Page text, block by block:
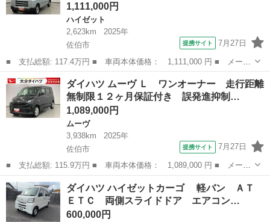
1,111,000円
ハイゼット
2,623km
2025年
佐伯市
提携サイト 7月27日
■ 支払総額: 117.4万円 ■ 車両本体価格： 1,111,000 円 ■ メーカ
ー名： ダイハツ ■ 車種名： ハイゼットカーゴ ■ グレード
名： ＤＸ ワンオーナー 走行距離無制限１２ヶ月保証付き レー
ダーブレーキ...
大分 佐伯市 ハイゼット
ダイハツ ムーヴ Ｌ ワンオーナー 走行距離
無制限１２ヶ月保証付き 誤発進抑制…
1,089,000円
ムーヴ
3,938km
2025年
佐伯市
提携サイト 7月27日
■ 支払総額: 115.9万円 ■ 車両本体価格： 1,089,000 円 ■ メーカ
ー名： ダイハツ ■ 車種名： ムーヴ ■ グレード名： Ｌ ワン
オーナー 走行距離無制限１２ヶ月保証付き 誤発進抑制装置 両側
手動スラ...
大分 佐伯市 ムーヴ
ダイハツ ハイゼットカーゴ 軽バン ＡＴ
ＥＴＣ 両側スライドドア エアコン…
600,000円